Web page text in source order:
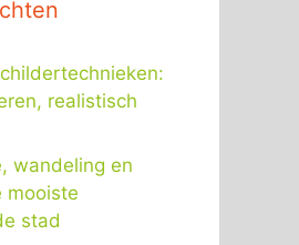
realistisch
wandeling en
mooiste
stad